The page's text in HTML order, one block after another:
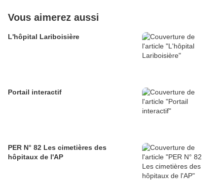
Vous aimerez aussi
L'hôpital Lariboisière
Portail interactif
PER N° 82 Les cimetières des
hôpitaux de l'AP